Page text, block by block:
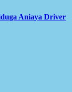
Aniaya Driver